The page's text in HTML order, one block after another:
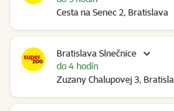
Cesta na Senec 2, Bratislava
Bratislava Slnečnice
Zuzany Chalupovej 3,
do 4 hodín